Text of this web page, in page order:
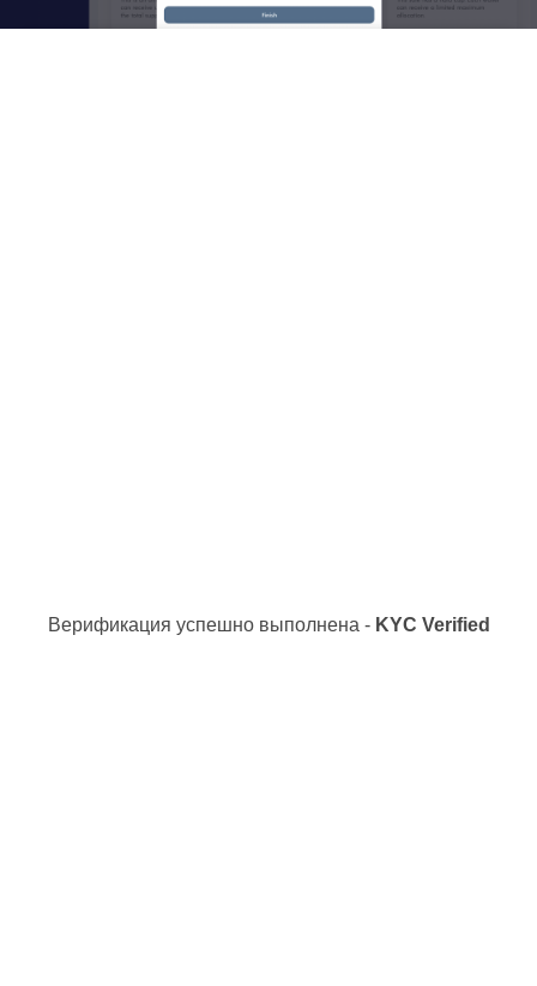
Верификация успешно выполнена - KYC Verified